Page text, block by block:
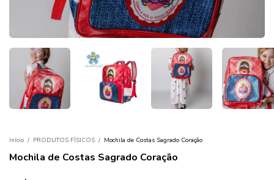
Início / PRODUTOS FÍSICOS / Mochila de Costas Sagrado Coração
Mochila de Costas Sagrado Coração